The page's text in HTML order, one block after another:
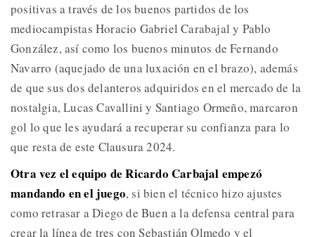
positivas a través de los buenos partidos de los
mediocampistas Horacio Gabriel Carabajal y Pablo
González, así como los buenos minutos de Fernando
Navarro (aquejado de una luxación en el brazo), además
de que sus dos delanteros adquiridos en el mercado de la
nostalgia, Lucas Cavallini y Santiago Ormeño, marcaron
gol lo que les ayudará a recuperar su confianza para lo
que resta de este Clausura 2024.
Otra vez el equipo de Ricardo Carbajal empezó
mandando en el juego, si bien el técnico hizo ajustes
como retrasar a Diego de Buen a la defensa central para
crear la línea de tres con Sebastián Olmedo y el